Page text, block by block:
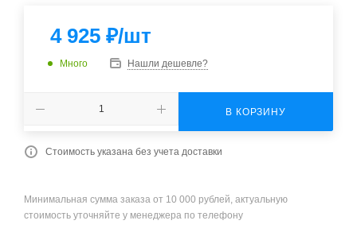
4 925 ₽/шт
Много Нашли дешевле?
В КОРЗИНУ
Стоимость указана без учета доставки
Минимальная сумма заказа от 10 000 рублей, актуальную
стоимость уточняйте у менеджера по телефону